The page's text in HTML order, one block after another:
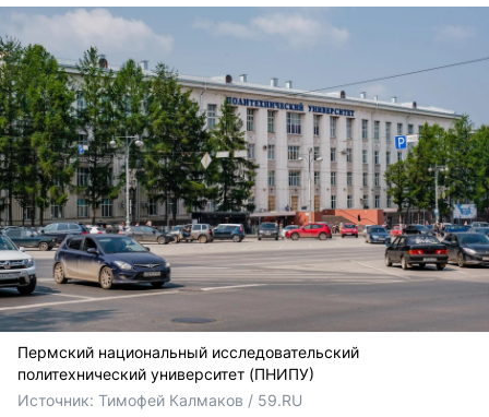
Пермский национальный исследовательский
политехнический университет (ПНИПУ)
Источник: Тимофей Калмаков / 59.RU